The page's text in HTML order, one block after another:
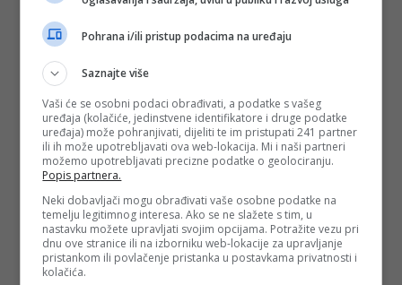
Pohrana i/ili pristup podacima na uređaju
Saznajte više
Vaši će se osobni podaci obrađivati, a podatke s vašeg
uređaja (kolačiće, jedinstvene identifikatore i druge podatke
uređaja) može pohranjivati, dijeliti te im pristupati 241 partner
ili ih može upotrebljavati ova web-lokacija. Mi i naši partneri
možemo upotrebljavati precizne podatke o geolociranju.
Popis partnera.
Neki dobavljači mogu obrađivati vaše osobne podatke na
temelju legitimnog interesa. Ako se ne slažete s tim, u
nastavku možete upravljati svojim opcijama. Potražite vezu pri
dnu ove stranice ili na izborniku web-lokacije za upravljanje
pristankom ili povlačenje pristanka u postavkama privatnosti i
kolačića.